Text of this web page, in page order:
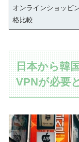
オンラインショッピ
格比較
日本から韓
VPNが必要